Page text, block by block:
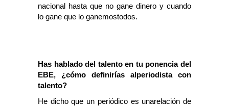
nacional hasta que no gane dinero y cuando
lo gane que lo ganemostodos.
Has hablado del talento en tu ponencia del
EBE, ¿cómo definirías alperiodista con
talento?
He dicho que un periódico es unarelación de